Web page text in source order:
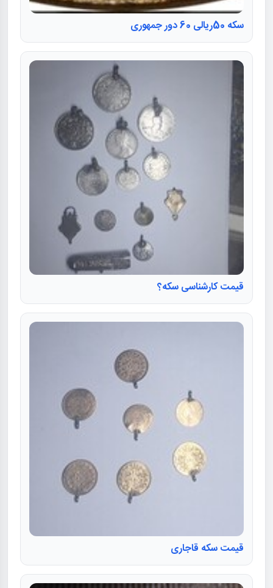
سکه 50ریالی 60 دور جمهوری
قیمت کارشناسی سکه؟
قیمت سکه قاجاری